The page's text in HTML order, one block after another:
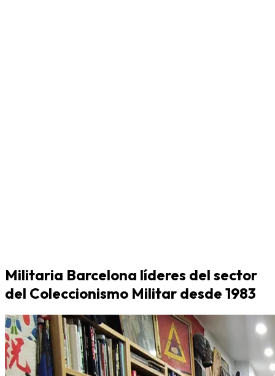
Militaria Barcelona líderes del sector
del Coleccionismo Militar desde 1983